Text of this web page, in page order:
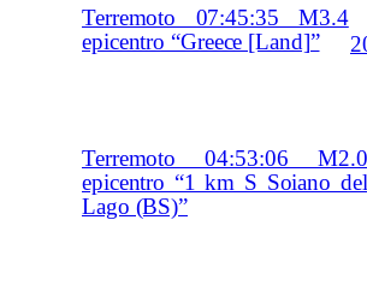
Terremoto 07:45:35 M3.4
epicentro “Greece [Land]”
Terremoto 04:53:06 M2.0
epicentro “1 km S Soiano del
Lago (BS)”